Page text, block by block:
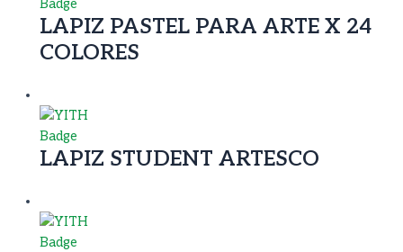
LAPIZ PASTEL PARA ARTE X 24
COLORES
LAPIZ STUDENT ARTESCO